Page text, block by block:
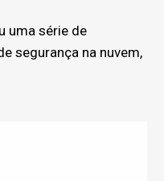
uma série de
segurança na nuvem,